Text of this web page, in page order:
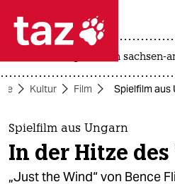
 taz zahl
taz zahl ich
themen
politik
landtagswahl in sachsen-
Kultur Film Spielfilm aus
Spielfilm aus Ungarn
In der Hitze des
„Just the Wind“ von Bence